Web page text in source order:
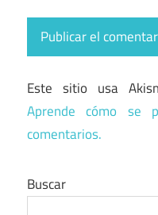
Este sitio usa
Aprende cómo se
comentarios.
Buscar